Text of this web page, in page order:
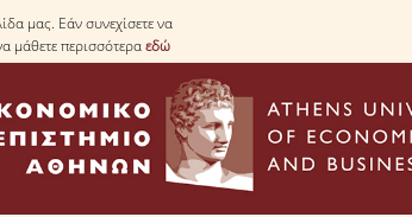
μας. Εάν συνεχίσετε να
μάθετε περισσότεραεδώ